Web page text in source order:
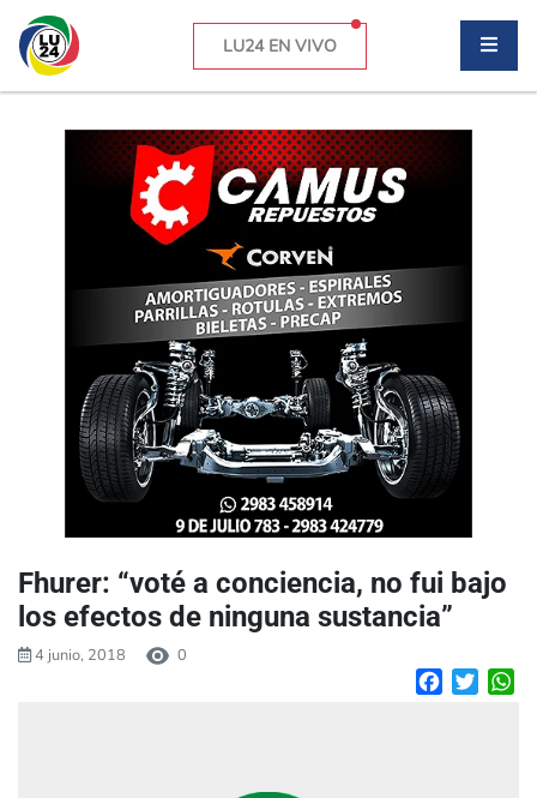
LU24 EN VIVO
Fhurer: “voté a conciencia, no fui bajo
los efectos de ninguna sustancia”
4 junio, 2018 0
Facebook